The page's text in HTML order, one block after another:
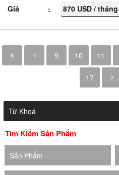
Giá
870 USD / tháng
9 10 11
17
Tìm Kiếm Sản Phẩm
Sản Phẩm